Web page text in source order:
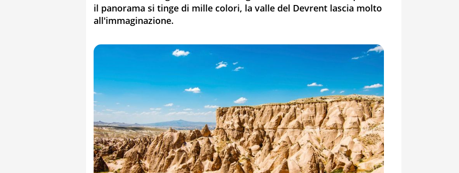
il panorama si tinge di mille colori, la valle del Devrent lascia molto
all'immaginazione.